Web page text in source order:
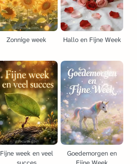
Zonnige week Hallo en Fijne Week
Fijne week en veel
Goedemorgen en